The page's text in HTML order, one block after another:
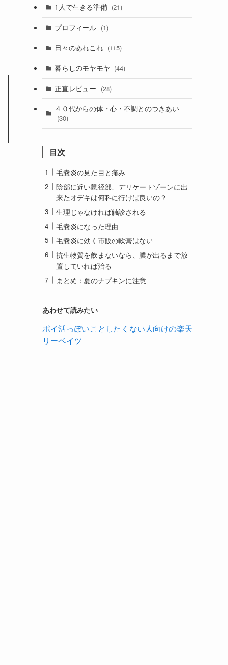
1人で生きる準備 (21)
プロフィール (1)
日々のあれこれ (115)
暮らしのモヤモヤ (44)
正直レビュー (28)
４０代からの体・心・不調とのつきあい
(30)
目次
毛嚢炎の見た目と痛み
陰部に近い鼠径部、デリケートゾーンに出
来たオデキは何科に行けば良いの？
生理じゃなければ触診される
毛嚢炎になった理由
毛嚢炎に効く市販の軟膏はない
抗生物質を飲まないなら、膿が出るまで放
置していれば治る
まとめ：夏のナプキンに注意
あわせて読みたい
ポイ活っぽいことしたくない人向けの楽天
リーベイツ